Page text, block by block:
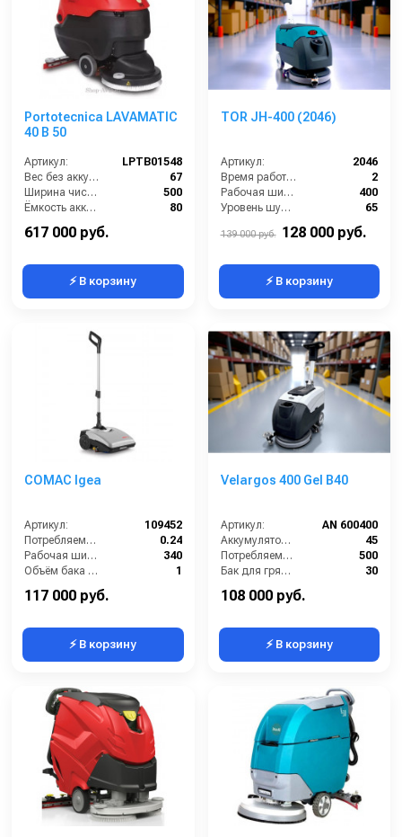
Portotecnica LAVAMATIC
40 B 50
Артикул:
LPTB01548
Вес без аккумуляторов (кг):
67
Ширина чистки щёток (мм):
500
Ёмкость аккумуляторов (Ач):
80
617 000 руб.
⚡ В корзину
TOR JH-400 (2046)
Артикул:
2046
Время работы (ч):
2
Рабочая ширина щеток (мм):
400
Уровень шума (дБ):
65
1700
139 000 руб. 128 000 руб.
⚡ В корзину
COMAC Igea
Артикул:
109452
Потребляемая мощность (кВт):
0.24
Рабочая ширина (мм):
340
Объём бака для чистой воды (л):
1
117 000 руб.
⚡ В корзину
Velargos 400 Gel B40
Артикул:
AN 600400
Аккумулятор АКБ (В/А·ч):
45
Потребляемая мощность (Вт):
500
Бак для грязной воды (л):
30
108 000 руб.
⚡ В корзину